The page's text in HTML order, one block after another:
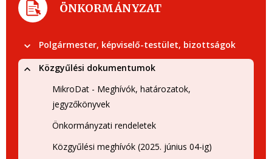
ÖNKORMÁNYZAT
Polgármester, képviselő-testület, bizottságok
Közgyűlési dokumentumok
MikroDat - Meghívók, határozatok,
jegyzőkönyvek
Önkormányzati rendeletek
Közgyűlési meghívók (2025. június 04-ig)